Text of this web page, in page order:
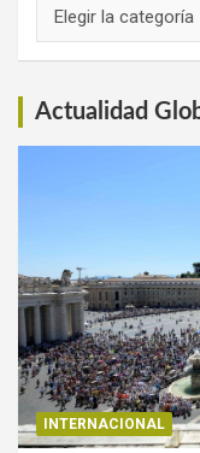
Actualidad
INTERNACIONAL